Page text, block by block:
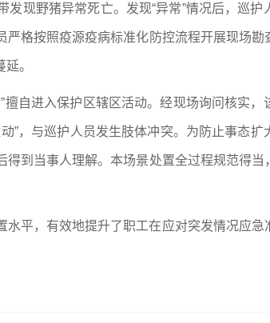
现野猪异常死亡。发现“异常”情况后，巡
格按照疫源疫病标准化防控流程开展现场
。
自进入保护区辖区活动。经现场询问核实，
”，与巡护人员发生肢体冲突。为防止事态
到当事人理解。本场景处置全过程规范得
平，有效地提升了职工在应对突发情况应